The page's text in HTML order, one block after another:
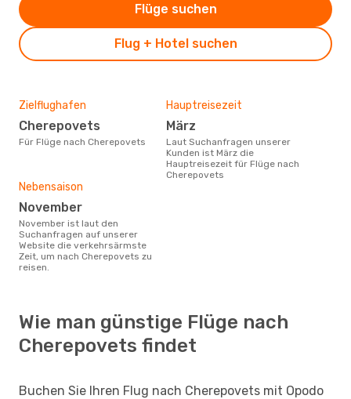
Flug + Hotel suchen
Flüge suchen
Zielflughafen
Cherepovets
Für Flüge nach Cherepovets
Hauptreisezeit
März
Laut Suchanfragen unserer
Kunden ist März die
Hauptreisezeit für Flüge nach
Cherepovets
Nebensaison
November
November ist laut den
Suchanfragen auf unserer
Website die verkehrsärmste
Zeit, um nach Cherepovets zu
reisen.
Wie man günstige Flüge nach
Cherepovets findet
Buchen Sie Ihren Flug nach Cherepovets mit Opodo